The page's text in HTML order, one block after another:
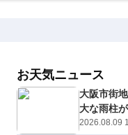
20
22
(土)
E
お天気ニュース
大阪市街
大な雨柱
2026.08.09